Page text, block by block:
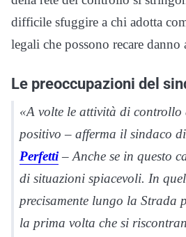
difficile sfuggire a chi adotta
legali che possono recare danno
Le preoccupazioni del
«A volte le attività di controllo
positivo – afferma il sindaco
Perfetti– Anche se in questo
di situazioni spiacevoli. In
precisamente lungo la Strada
la prima volta che si